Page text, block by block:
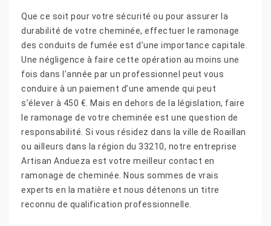
Que ce soit pour votre sécurité ou pour assurer la
durabilité de votre cheminée, effectuer le ramonage
des conduits de fumée est d’une importance capitale.
Une négligence à faire cette opération au moins une
fois dans l’année par un professionnel peut vous
conduire à un paiement d’une amende qui peut
s’élever à 450 €. Mais en dehors de la législation, faire
le ramonage de votre cheminée est une question de
responsabilité. Si vous résidez dans la ville de Roaillan
ou ailleurs dans la région du 33210, notre entreprise
Artisan Andueza est votre meilleur contact en
ramonage de cheminée. Nous sommes de vrais
experts en la matière et nous détenons un titre
reconnu de qualification professionnelle.